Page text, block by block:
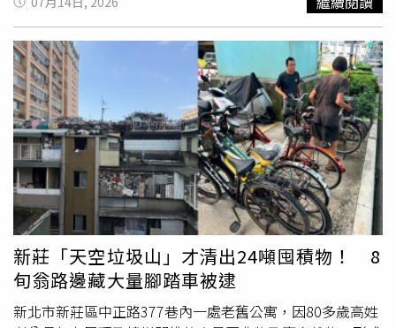
天他獨自帶女兒出門，抱女兒上車時，一個順手先把錢包放
在車頂上，結果就直接把車開走，發現時錢包已不知去向。
裡頭除了錢跟信用卡、證件外，更重要的是劉品言給他的歐
元幸運紙鈔，讓他一度非常心急四處急尋錢包，「我一度已
經放棄，滿不可思議的是，有一天晚上，我滑到網路上『草
莓月亮』傳說，說可以帶著蠟燭許願，我就帶著老婆、揹著
小孩，拿著香氛蠟燭到頂樓許願，很像在做什麼祭祀，許完
願，警察就打給我了，說撿到我的錢包了，而且是11點11
分（天使數字）。」連晨翔笑說，得知失而復得的當下，旁
邊的劉品言立刻感動到哭出來，「她覺得大家怎麼這麼善
良」。連晨翔馬上在電話裡跟警察確認裡頭的歐元幸運紙鈔
還在不在，「因為那是言言送我的，好險還在，錢包完全完
整。」他上週到警察局跟撿到錢包的鄭先生碰面，得知對方
是在路邊撿到，感動直呼對方是「大善人」，「我掉過幾次
錢包，只有這次拿回來，現在時刻提醒自己不要那麼白
新莊「天空垃圾山」才清出24噸囤積物！ 8
旬翁路邊藏大量腳踏車被逮
新北市新莊區中正路377巷內一處老舊公寓，因80多歲高姓